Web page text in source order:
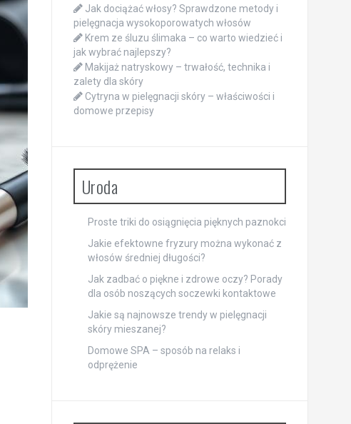
Jak dociążać włosy? Sprawdzone metody i
pielęgnacja wysokoporowatych włosów
Krem ze śluzu ślimaka – co warto wiedzieć i
jak wybrać najlepszy?
Makijaż natryskowy – trwałość, technika i
zalety dla skóry
Cytryna w pielęgnacji skóry – właściwości i
domowe przepisy
Uroda
Proste triki do osiągnięcia pięknych paznokci
Jakie efektowne fryzury można wykonać z
włosów średniej długości?
Jak zadbać o piękne i zdrowe oczy? Porady
dla osób noszących soczewki kontaktowe
Jakie są najnowsze trendy w pielęgnacji
skóry mieszanej?
Domowe SPA – sposób na relaks i
odprężenie